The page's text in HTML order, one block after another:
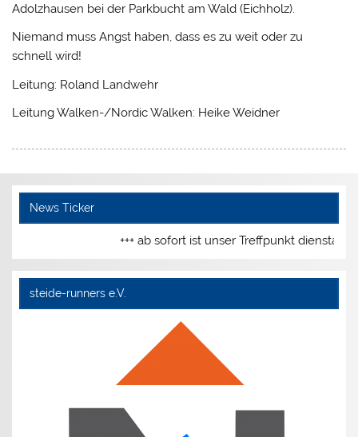
Adolzhausen bei der Parkbucht am Wald (Eichholz).
Niemand muss Angst haben, dass es zu weit oder zu
schnell wird!
Leitung: Roland Landwehr
Leitung Walken-/Nordic Walken: Heike Weidner
News Ticker
+++ ab sofort ist unser Treffpunkt dienstags
steide-runners e.V.